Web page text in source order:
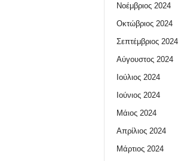
Νοέμβριος 2024
Οκτώβριος 2024
Σεπτέμβριος 2024
Αύγουστος 2024
Ιούλιος 2024
Ιούνιος 2024
Μάιος 2024
Απρίλιος 2024
Μάρτιος 2024